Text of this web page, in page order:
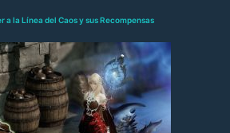
a la Línea del Caos y sus Recompensas